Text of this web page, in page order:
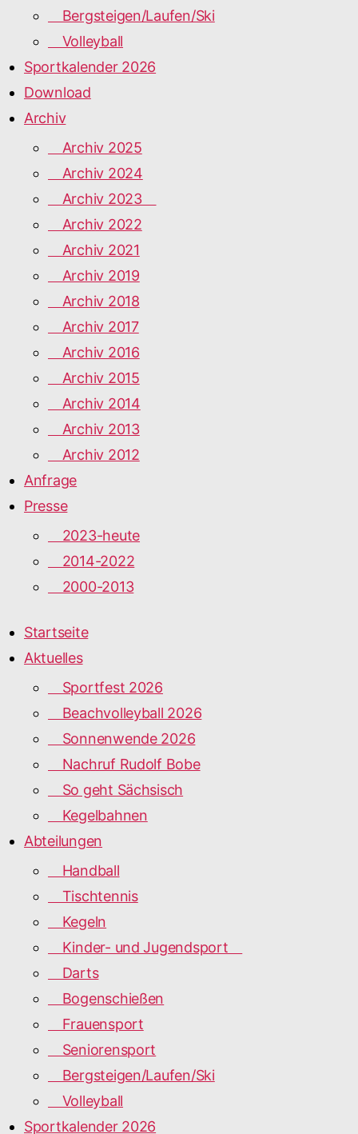
Bergsteigen/Laufen/Ski
Volleyball
Sportkalender 2026
Download
Archiv
Archiv 2025
Archiv 2024
Archiv 2023
Archiv 2022
Archiv 2021
Archiv 2019
Archiv 2018
Archiv 2017
Archiv 2016
Archiv 2015
Archiv 2014
Archiv 2013
Archiv 2012
Anfrage
Presse
2023-heute
2014-2022
2000-2013
Startseite
Aktuelles
Sportfest 2026
Beachvolleyball 2026
Sonnenwende 2026
Nachruf Rudolf Bobe
So geht Sächsisch
Kegelbahnen
Abteilungen
Handball
Tischtennis
Kegeln
Kinder- und Jugendsport
Darts
Bogenschießen
Frauensport
Seniorensport
Bergsteigen/Laufen/Ski
Volleyball
Sportkalender 2026